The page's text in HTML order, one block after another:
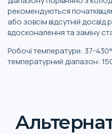
рекомендуються
або зовсім відсутній
вдосконалення та заміну
Робочі температури: 37-
температурний діапазон: